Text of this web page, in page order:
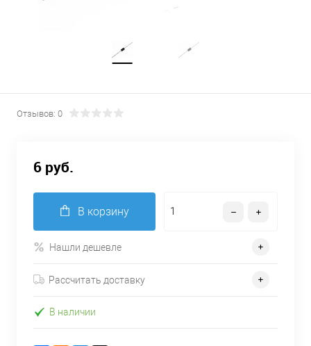
Отзывов: 0
6 руб.
В корзину
Нашли дешевле
Рассчитать доставку
В наличии